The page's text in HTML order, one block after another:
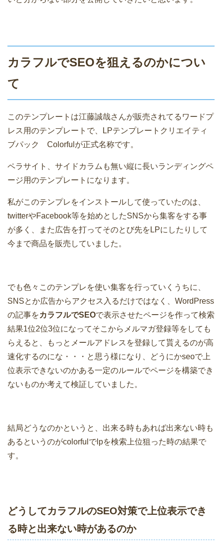
カラフルでSEOを狙えるのかについ
て
このテンプレートは江藤誠哉さんが販売されてるワードプ
レス用のテンプレートで、LPテンプレートクリエイティ
ブパック Colorfulが正式名称です。
ペラサイト、サイドカラムも無い縦に長いランディングペ
ージ用のテンプレートになります。
私がこのテンプレをインストールして使っていたのは、
twitterやFacebook等を始めとしたSNSから集客をする事
が多く、また広告を打ってそのとび先をLPにしたりして
今まで商品を販売していました。
でも色々このテンプレを使い集客を行っていくうちに、
SNSとか広告からアクセス入るだけではなく、WordPress
の記事をカラフルでSEOで表示させたページを作って検索
結果1位2位3位になってそこからメルマガ登録等をしても
らえると、もっとメールアドレスを登録して貰えるのが高
速化するのにな・・・と思う様になり、どうにかseoで上
位表示できないのかある一定のルールでページを構築でき
ないものか考えて検証していました。
結局どうなのかというと、出来る時もあれば出来ない時も
あるというのがcolorfulでlpを検索上位狙った時の結果で
す。
どうしてカラフルのSEO対策で上位表示でき
る時と出来ない時があるのか